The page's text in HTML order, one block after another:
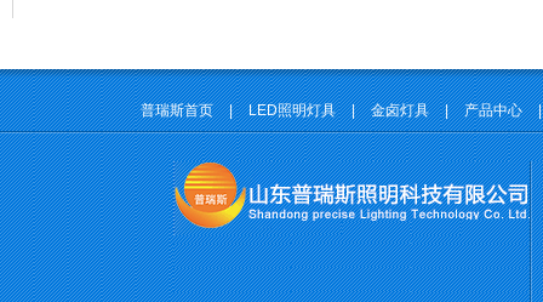
普瑞斯首页 | LED照明灯具 | 金卤灯具 | 产品中心 |